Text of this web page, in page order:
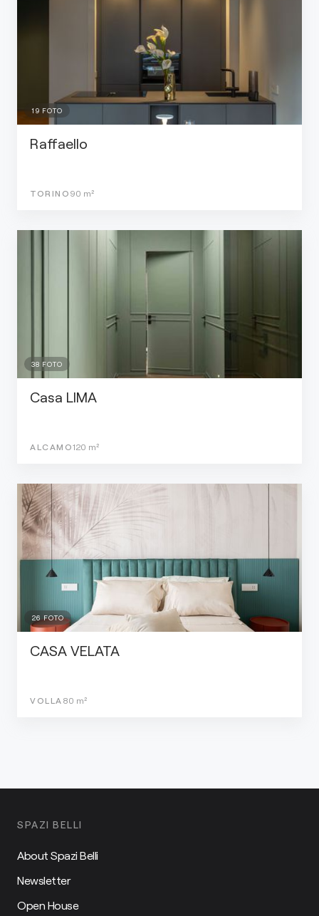
19 FOTO
Raffaello
TORINO 90 m²
38 FOTO
Casa LIMA
ALCAMO120 m²
26 FOTO
CASA VELATA
VOLLA 80 m²
SPAZI BELLI
About Spazi Belli
Newsletter
Open House